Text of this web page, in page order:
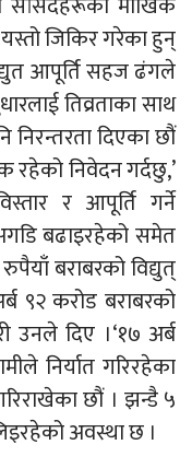
जिकिर गरेका हुन्
आपूर्ति सहज ढंगले
तिव्रताका साथ
निरन्तरता दिएका छौं
रहेको निवेदन गर्दछु,’
र आपूर्ति गर्ने
बढाइरहेको समेत
बराबरको विद्युत्
९२ करोड बराबरको
उनले दिए ।‘१७ अर्ब
निर्यात गरिरहेका
छौं । झन्डै ५
अवस्था छ ।